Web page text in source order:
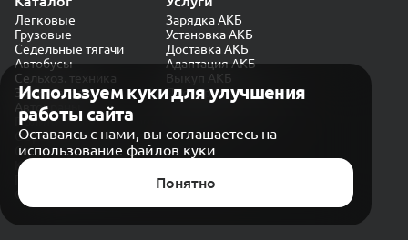
Используем куки для улучшения
работы сайта
Оставаясь с нами, вы соглашаетесь на
использование файлов куки
Понятно
Легковые
Грузовые
Седельные тягачи
Автобусы
Сельхоз. техника
Экскаваторы
Автокраны
Зарядка АКБ
Установка АКБ
Доставка АКБ
Адаптация АКБ
Выкуп АКБ
Проверка генератора
Политика конфиденциальности
Обработка персональных данных
Согласие на обработку в «Яндекс.Метрика»
Карта сайта
© CARAKB 2026. Все права защищены